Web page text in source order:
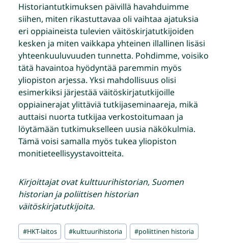
Historiantutkimuksen päivillä havahduimme
siihen, miten rikastuttavaa oli vaihtaa ajatuksia
eri oppiaineista tulevien väitöskirjatutkijoiden
kesken ja miten vaikkapa yhteinen illallinen lisäsi
yhteenkuuluvuuden tunnetta. Pohdimme, voisiko
tätä havaintoa hyödyntää paremmin myös
yliopiston arjessa. Yksi mahdollisuus olisi
esimerkiksi järjestää väitöskirjatutkijoille
oppiainerajat ylittäviä tutkijaseminaareja, mikä
auttaisi nuorta tutkijaa verkostoitumaan ja
löytämään tutkimukselleen uusia näkökulmia.
Tämä voisi samalla myös tukea yliopiston
monitieteellisyystavoitteita.
Kirjoittajat ovat kulttuurihistorian, Suomen
historian ja poliittisen historian
väitöskirjatutkijoita.
Avainsanat:
#HKT-laitos #kulttuurihistoria #poliittinen historia